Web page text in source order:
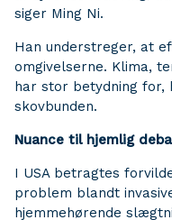
siger Ming Ni.
Han understreger, at
omgivelserne. Klima,
har stor betydning
skovbunden.
Nuance til hjemlig
I USA betragtes
problem blandt
hjemmehørende